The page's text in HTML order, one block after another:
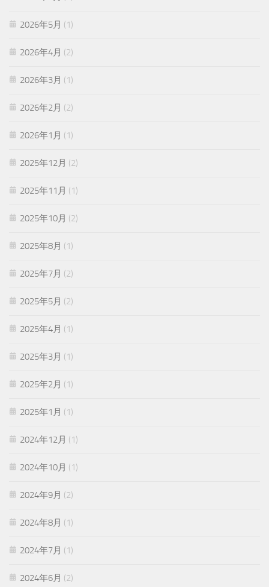
2026年5月 (1)
2026年4月 (2)
2026年3月 (1)
2026年2月 (2)
2026年1月 (1)
2025年12月 (2)
2025年11月 (1)
2025年10月 (2)
2025年8月 (1)
2025年7月 (2)
2025年5月 (2)
2025年4月 (1)
2025年3月 (1)
2025年2月 (1)
2025年1月 (1)
2024年12月 (1)
2024年10月 (1)
2024年9月 (2)
2024年8月 (1)
2024年7月 (1)
2024年6月 (2)